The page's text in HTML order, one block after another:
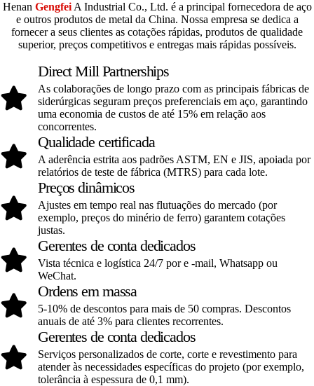
Henan GengfeiA Industrial Co., Ltd. é a principal fornecedora de aço
e outros produtos de metal da China. Nossa empresa se dedica a
fornecer a seus clientes as cotações rápidas, produtos de qualidade
superior, preços competitivos e entregas mais rápidas possíveis.
Direct Mill Partnerships
As colaborações de longo prazo com as principais fábricas de
siderúrgicas seguram preços preferenciais em aço, garantindo
uma economia de custos de até 15% em relação aos
concorrentes.
Qualidade certificada
A aderência estrita aos padrões ASTM, EN e JIS, apoiada por
relatórios de teste de fábrica (MTRS) para cada lote.
Preços dinâmicos
Ajustes em tempo real nas flutuações do mercado (por
exemplo, preços do minério de ferro) garantem cotações
justas.
Gerentes de conta dedicados
Vista técnica e logística 24/7 por e -mail, Whatsapp ou
WeChat.
Ordens em massa
5-10% de descontos para mais de 50 compras. Descontos
anuais de até 3% para clientes recorrentes.
Gerentes de conta dedicados
Serviços personalizados de corte, corte e revestimento para
atender às necessidades específicas do projeto (por exemplo,
tolerância à espessura de 0,1 mm).